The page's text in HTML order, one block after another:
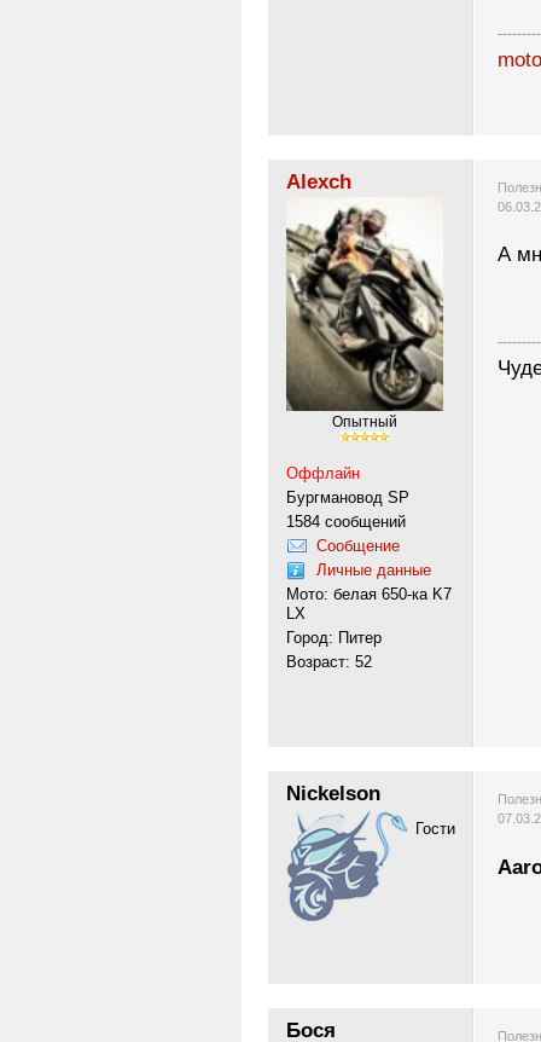
Alexch
Опытный
Оффлайн
Бургмановод SP
1584 сообщений
Сообщение
Личные данные
Мото: белая 650-ка K7
LX
Город: Питер
Возраст: 52
А
Nickelson
Гости
Бося